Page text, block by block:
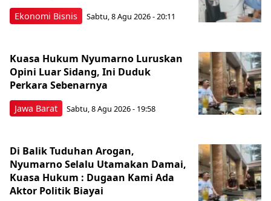
Ekonomi Bisnis Sabtu, 8 Agu 2026 - 20:11
Jawa Barat
Kuasa Hukum Nyumarno Luruskan
Opini Luar Sidang, Ini Duduk
Perkara Sebenarnya ​
Sabtu, 8 Agu 2026 - 19:58
Di Balik Tuduhan Arogan,
Nyumarno Selalu Utamakan Damai,
Kuasa Hukum : Dugaan Kami Ada
Aktor Politik Biayai